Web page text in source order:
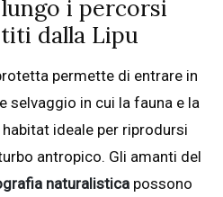
i percorsi
dalla Lipu
permette di entrare in
selvaggio in cui la fauna e la
ideale per riprodursi
antropico. Gli amanti del
naturalistica possono